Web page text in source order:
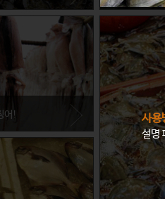
전라남도 장
장흥 키조개의
았을 때 꼭 즐
다. 키조개와
기는 장흥삼합
는 굴은 청정 굴로서
거쳐 세계각지로 수출
어!
바닷가에서 많이 잡
오징어 맨손잡기 축제
사용
설명